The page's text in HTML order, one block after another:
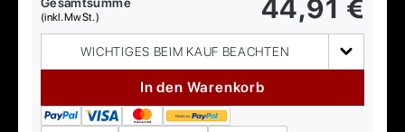
(inkl. MwSt.) 44,91 €
WICHTIGES BEIM KAUF BEACHTEN
In den Warenkorb